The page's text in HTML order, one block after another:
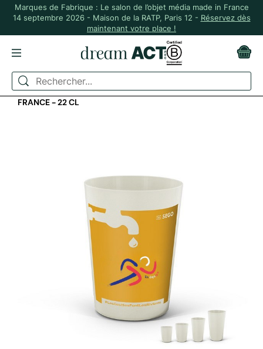
Marques de Fabrique : Le salon de l’objet média made in France
14 septembre 2026 - Maison de la RATP, Paris 12 - Réservez dès
maintenant votre place !
ACCUEIL
MADE IN FRANCE
GOBELET PUBLICITAIRE EN BIOCOMPOSITE MADE IN
FRANCE - 22 CL